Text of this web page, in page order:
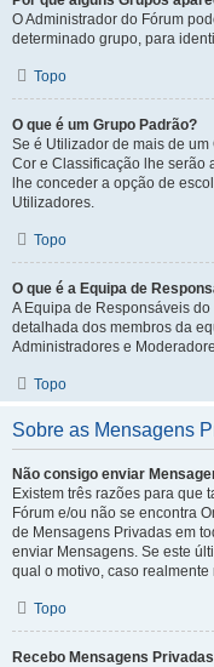
O Administrador do Fórum
determinado grupo, para
Topo
O que é um Grupo Padrão?
Se é Utilizador de mais de
Cor e Classificação lhe serão
lhe conceder a opção de
Utilizadores.
Topo
O que é a Equipa de
A Equipa de Responsáveis
detalhada dos membros da
Administradores e
Topo
Sobre as Mensagens
Não consigo enviar
Existem três razões para que
Fórum e/ou não se encontra
de Mensagens Privadas em
enviar Mensagens. Se este
qual o motivo, caso realmente
Topo
Recebo Mensagens